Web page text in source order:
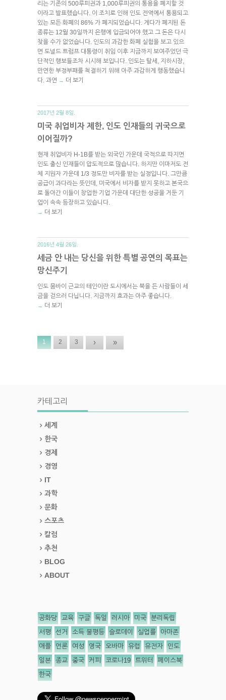
리는 기존의 500루피권과 1,000루피권의 통용을 폐지할 것
이라고 발표했습니다. 이 조치로 인해 인도 전역에서 통용되고
있는 모든 화폐의 86% 가 폐지되었습니다. 게다가 폐지된 돈
종류는 12월 30일까지 은행에 입금되어야 했고 그 돈은 다시
찾을 수가 없었습니다. 인도의 과감한 화폐 실험을 보고 있으
면 도널드 트럼프 대통령이 취임 이후 지금까지 보여주었던 극
단적인 행보들조차 시시해 보입니다. 인도는 탈세, 지하시장,
만연한 부정부패를 척결하기 위해 아주 과감하게 행동했습니
다. 과연 → 더 보기
2017년 2월 8일.
미국 취업비자 제한, 인도 인재들의 귀국으로
이어질까?
현재 취업비자 H-1B를 받는 외국인 가운데 국적으로 따지면
인도 출신 인재들이 압도적으로 많습니다. 하지만 이마저도 전
체 지원자 가운데 1/3 정도만 비자를 받는 실정입니다. 그만큼
공급이 과다라는 뜻인데, 미국에서 비자를 받지 못하고 본국으
로 돌아간 이들이 창업한 기업 가운데 대단한 성공을 거둔 기
업이 속속 등장하고 있습니다.
→ 더 보기
2016년 4월 26일.
세금 안 내는 당신을 위한 특별 공연의 목표는
망신주기
인도 뭄바이 근교의 테인이란 도시에서는 북을 든 사람들이 세
금을 걷으러 다닙니다. 지금까지 효과는 아주 좋습니다.
→ 더 보기
1 2 3 › »
카테고리
세계
한국
경제
경영
IT
과학
문화
스포츠
칼럼
추천
BLOG
ABOUT
공화당 교육 구글 독일 러시아 미국 분리독립
서평 선거 소득 불평등 슬로데이 실업률 아마존
애플 언론 여성 영국 오바마 유럽 유전자 인도
일본 종교 중국 커피 코로나19 트위터 페이스북
한국